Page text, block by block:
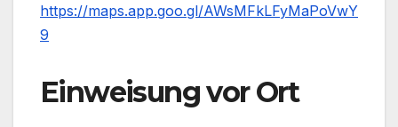
https://maps.app.goo.gl/AWsMFkLFyMaPoVwY
9
Einweisung vor Ort